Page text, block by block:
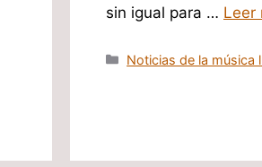
sin igual para … Leer
Categorías
Noticias de la música